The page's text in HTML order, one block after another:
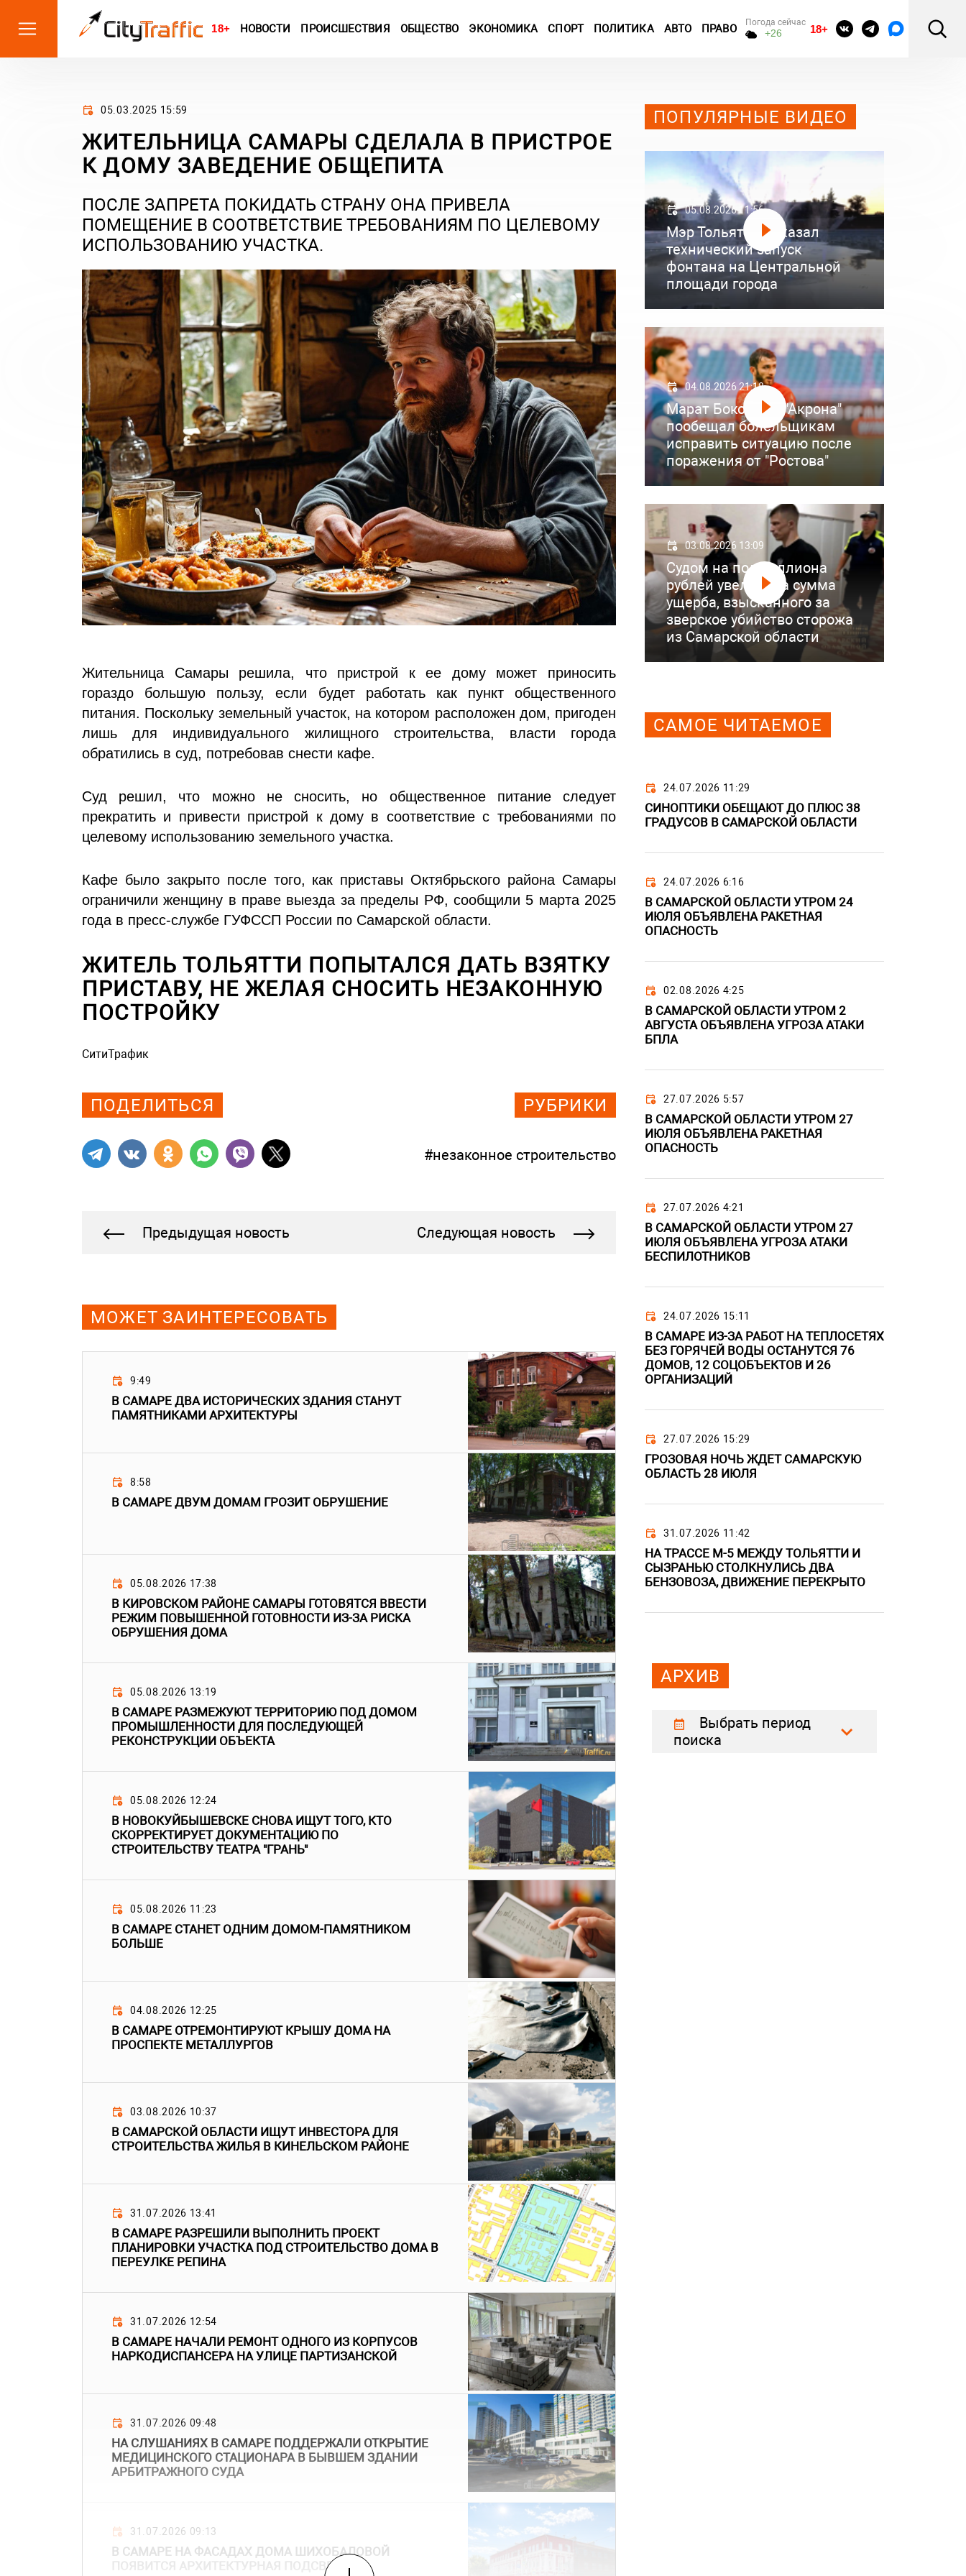
18+ НОВОСТИ ПРОИСШЕСТВИЯ ОБЩЕСТВО ЭКОНОМИКА СПОРТ ПОЛИТИКА АВТО ПРАВО Погода сейчас
+26 18+
05.03.2025 15:59
ЖИТЕЛЬНИЦА САМАРЫ СДЕЛАЛА В ПРИСТРОЕ
К ДОМУ ЗАВЕДЕНИЕ ОБЩЕПИТА
ПОСЛЕ ЗАПРЕТА ПОКИДАТЬ СТРАНУ ОНА ПРИВЕЛА
ПОМЕЩЕНИЕ В СООТВЕТСТВИЕ ТРЕБОВАНИЯМ ПО ЦЕЛЕВОМУ
ИСПОЛЬЗОВАНИЮ УЧАСТКА.
Жительница Самары решила, что пристрой к ее дому может приносить
гораздо большую пользу, если будет работать как пункт общественного
питания. Поскольку земельный участок, на котором расположен дом, пригоден
лишь для индивидуального жилищного строительства, власти города
обратились в суд, потребовав снести кафе.
Суд решил, что можно не сносить, но общественное питание следует
прекратить и привести пристрой к дому в соответствие с требованиями по
целевому использованию земельного участка.
Кафе было закрыто после того, как приставы Октябрьского района Самары
ограничили женщину в праве выезда за пределы РФ, сообщили 5 марта 2025
года в пресс-службе ГУФССП России по Самарской области.
ЖИТЕЛЬ ТОЛЬЯТТИ ПОПЫТАЛСЯ ДАТЬ ВЗЯТКУ
ПРИСТАВУ, НЕ ЖЕЛАЯ СНОСИТЬ НЕЗАКОННУЮ
ПОСТРОЙКУ
СитиТрафик
ПОДЕЛИТЬСЯ РУБРИКИ
#незаконное строительство
Предыдущая новость Следующая новость
МОЖЕТ ЗАИНТЕРЕСОВАТЬ
9:49
В САМАРЕ ДВА ИСТОРИЧЕСКИХ ЗДАНИЯ СТАНУТ
ПАМЯТНИКАМИ АРХИТЕКТУРЫ
8:58
В САМАРЕ ДВУМ ДОМАМ ГРОЗИТ ОБРУШЕНИЕ
05.08.2026 17:38
В КИРОВСКОМ РАЙОНЕ САМАРЫ ГОТОВЯТСЯ ВВЕСТИ
РЕЖИМ ПОВЫШЕННОЙ ГОТОВНОСТИ ИЗ-ЗА РИСКА
ОБРУШЕНИЯ ДОМА
05.08.2026 13:19
В САМАРЕ РАЗМЕЖУЮТ ТЕРРИТОРИЮ ПОД ДОМОМ
ПРОМЫШЛЕННОСТИ ДЛЯ ПОСЛЕДУЮЩЕЙ
РЕКОНСТРУКЦИИ ОБЪЕКТА
05.08.2026 12:24
В НОВОКУЙБЫШЕВСКЕ СНОВА ИЩУТ ТОГО, КТО
СКОРРЕКТИРУЕТ ДОКУМЕНТАЦИЮ ПО
СТРОИТЕЛЬСТВУ ТЕАТРА "ГРАНЬ"
05.08.2026 11:23
В САМАРЕ СТАНЕТ ОДНИМ ДОМОМ-ПАМЯТНИКОМ
БОЛЬШЕ
04.08.2026 12:25
В САМАРЕ ОТРЕМОНТИРУЮТ КРЫШУ ДОМА НА
ПРОСПЕКТЕ МЕТАЛЛУРГОВ
03.08.2026 10:37
В САМАРСКОЙ ОБЛАСТИ ИЩУТ ИНВЕСТОРА ДЛЯ
СТРОИТЕЛЬСТВА ЖИЛЬЯ В КИНЕЛЬСКОМ РАЙОНЕ
31.07.2026 13:41
В САМАРЕ РАЗРЕШИЛИ ВЫПОЛНИТЬ ПРОЕКТ
ПЛАНИРОВКИ УЧАСТКА ПОД СТРОИТЕЛЬСТВО ДОМА В
ПЕРЕУЛКЕ РЕПИНА
31.07.2026 12:54
В САМАРЕ НАЧАЛИ РЕМОНТ ОДНОГО ИЗ КОРПУСОВ
НАРКОДИСПАНСЕРА НА УЛИЦЕ ПАРТИЗАНСКОЙ
31.07.2026 09:48
НА СЛУШАНИЯХ В САМАРЕ ПОДДЕРЖАЛИ ОТКРЫТИЕ
МЕДИЦИНСКОГО СТАЦИОНАРА В БЫВШЕМ ЗДАНИИ
АРБИТРАЖНОГО СУДА
31.07.2026 09:13
В САМАРЕ НА ФАСАДАХ ДОМА ШИХОБАЛОВОЙ
ПОЯВИТСЯ АРХИТЕКТУРНАЯ ПОДСВЕТКА
ПОПУЛЯРНЫЕ ВИДЕО
05.08.2026 11:56
Мэр Тольятти показал
технический запуск
фонтана на Центральной
площади города
04.08.2026 21:18
Марат Бокоев из "Акрона"
пообещал болельщикам
исправить ситуацию после
поражения от "Ростова"
03.08.2026 13:09
Судом на полмиллиона
рублей увеличена сумма
ущерба, взысканного за
зверское убийство сторожа
из Самарской области
САМОЕ ЧИТАЕМОЕ
24.07.2026 11:29
СИНОПТИКИ ОБЕЩАЮТ ДО ПЛЮС 38
ГРАДУСОВ В САМАРСКОЙ ОБЛАСТИ
24.07.2026 6:16
В САМАРСКОЙ ОБЛАСТИ УТРОМ 24
ИЮЛЯ ОБЪЯВЛЕНА РАКЕТНАЯ
ОПАСНОСТЬ
02.08.2026 4:25
В САМАРСКОЙ ОБЛАСТИ УТРОМ 2
АВГУСТА ОБЪЯВЛЕНА УГРОЗА АТАКИ
БПЛА
27.07.2026 5:57
В САМАРСКОЙ ОБЛАСТИ УТРОМ 27
ИЮЛЯ ОБЪЯВЛЕНА РАКЕТНАЯ
ОПАСНОСТЬ
27.07.2026 4:21
В САМАРСКОЙ ОБЛАСТИ УТРОМ 27
ИЮЛЯ ОБЪЯВЛЕНА УГРОЗА АТАКИ
БЕСПИЛОТНИКОВ
24.07.2026 15:11
В САМАРЕ ИЗ-ЗА РАБОТ НА ТЕПЛОСЕТЯХ
БЕЗ ГОРЯЧЕЙ ВОДЫ ОСТАНУТСЯ 76
ДОМОВ, 12 СОЦОБЪЕКТОВ И 26
ОРГАНИЗАЦИЙ
27.07.2026 15:29
ГРОЗОВАЯ НОЧЬ ЖДЕТ САМАРСКУЮ
ОБЛАСТЬ 28 ИЮЛЯ
31.07.2026 11:42
НА ТРАССЕ М-5 МЕЖДУ ТОЛЬЯТТИ И
СЫЗРАНЬЮ СТОЛКНУЛИСЬ ДВА
БЕНЗОВОЗА, ДВИЖЕНИЕ ПЕРЕКРЫТО
АРХИВ
Выбрать период
поиска